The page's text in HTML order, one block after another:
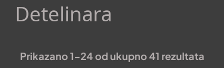
Detelinara
Prikazano 1-24 od ukupno 41 rezultata